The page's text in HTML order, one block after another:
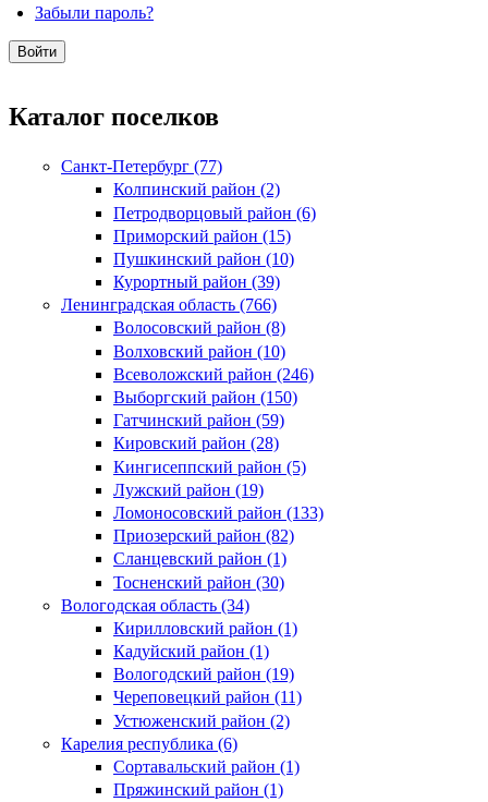
Забыли пароль?
Каталог поселков
Санкт-Петербург (77)
Колпинский район (2)
Петродворцовый район (6)
Приморский район (15)
Пушкинский район (10)
Курортный район (39)
Ленинградская область (766)
Волосовский район (8)
Волховский район (10)
Всеволожский район (246)
Выборгский район (150)
Гатчинский район (59)
Кировский район (28)
Кингисеппский район (5)
Лужский район (19)
Ломоносовский район (133)
Приозерский район (82)
Сланцевский район (1)
Тосненский район (30)
Вологодская область (34)
Кирилловский район (1)
Кадуйский район (1)
Вологодский район (19)
Череповецкий район (11)
Устюженский район (2)
Карелия республика (6)
Сортавальский район (1)
Пряжинский район (1)